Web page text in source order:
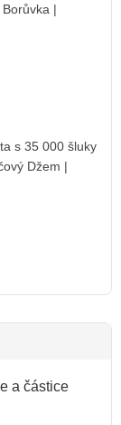
|
s 35 000 šluky
Džem |
a částice